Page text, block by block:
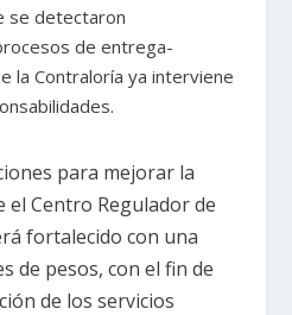
se detectaron
de entrega-
la Contraloría ya interviene
para mejorar la
el Centro Regulador de
fortalecido con una
de pesos, con el fin de
de los servicios